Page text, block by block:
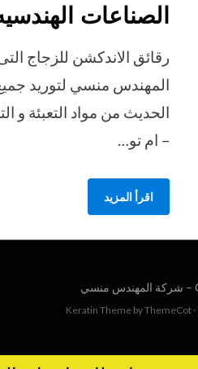
الصناعات
رقائق الاندكشن للزجاج
المهندس منسي لتوريد
الحديث من مواد التعبئة و
– ام تو…
اقرأ المزيد
شركة المهندس منسي
Keratin Theme byThemeCot ⋅